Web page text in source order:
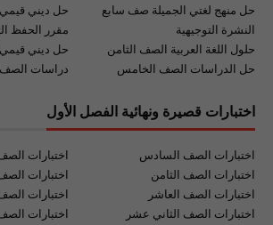
حل ديني
حل منهج لغتي الجميلة صف سابع
مقرر الحفظ
النشرة التوجيهية
حل ديني
حلول اللغة العربية الصف الثامن
دراسات الصف
حل الدراسات الصف الخامس
اختبارات قصيرة ونهائية الفصل الأول
اختبارات
اختبارات الصف السادس
اختبارات
اختبارات الصف الثامن
اختبارات
اختبارات الصف العاشر
اختبارات
اختبارات الصف الثاني عشر